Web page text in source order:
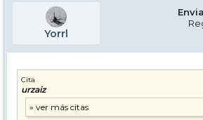
Yorrl
Cita
urzaiz